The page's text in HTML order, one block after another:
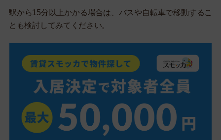
駅から15分以上かかる場合は、バスや自転車で移動するこ
とも検討してみてください。